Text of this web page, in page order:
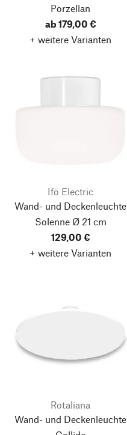
Porzellan
ab 179,00 €
+ weitere Varianten
Ifö Electric
Wand- und Deckenleuchte
SolenneØ 21 cm
129,00 €
+ weitere Varianten
Rotaliana
Wand- und Deckenleuchte